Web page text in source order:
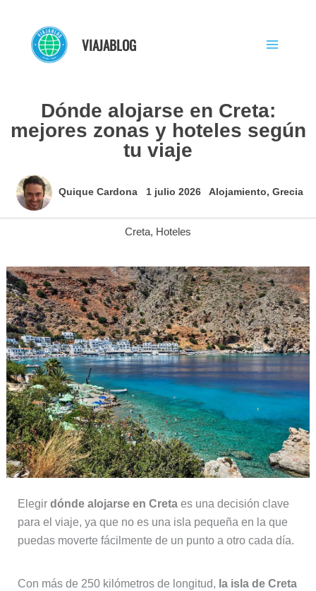
contenido
VIAJABLOG
Dónde alojarse en Creta:
mejores zonas y hoteles según
tu viaje
Quique Cardona 1 julio 2026 Alojamiento, Grecia
Creta, Hoteles
Elegir dónde alojarse en Cretaes una decisión clave
para el viaje, ya que no es una isla pequeña en la que
puedas moverte fácilmente de un punto a otro cada día.
Con más de 250 kilómetros de longitud, la isla de Creta